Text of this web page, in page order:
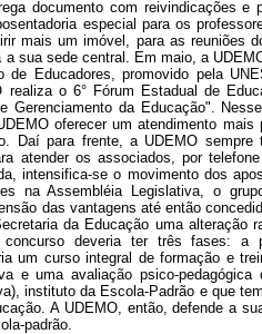
documento com reivindicações e
especial para os
mais um imóvel, para as reuniões
sua sede central. Em maio, a
de Educadores, promovido pela
realiza o 6° Fórum Estadual de
Gerenciamento da Educação".
oferecer um atendimento
Daí para frente, a UDEMO sempre
atender os associados, por
intensifica-se o movimento dos
na Assembléia Legislativa, o
das vantagens até então
da Educação uma alteração
deveria ter três fases: a
um curso integral de formação e
e uma avaliação psico-
instituto da Escola-Padrão e que
A UDEMO, então, defende a
padrão.